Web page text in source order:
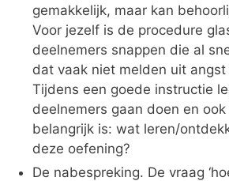
gemakkelijk, maar kan
Voor jezelf is de procedure
deelnemers snappen die al
dat vaak niet melden uit angst
Tijdens een goede instructie
deelnemers gaan doen en
belangrijk is: wat leren/
deze oefening?
De nabespreking. De vraag